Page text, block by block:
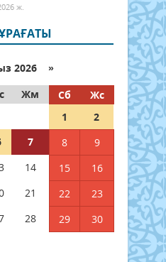
ж.
2026 »
Жм Сб
Жс
1
2
7 8
9
14 15
16
21 22
23
28 29
30